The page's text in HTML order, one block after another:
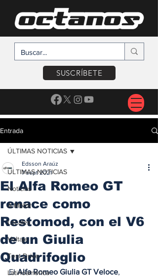
SUSCRÍBETE
Entrada
ÚLTIMAS NOTICIAS
Noticias
A Motor
Locales
Voltaje
Test Drive
Latinoamérica
ÚLTIMAS NOTICIAS
El Alfa Romeo GT
renace como
Restomod, con el V6
de un Giulia
Quadrifoglio
Edsson Araúz
7 sept 2021
El Alfa Romeo Giulia GT Veloce,